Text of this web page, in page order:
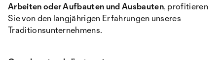
Arbeiten oder Aufbauten und Ausbauten, profitieren
Sie von den langjährigen Erfahrungen unseres
Traditionsunternehmens.